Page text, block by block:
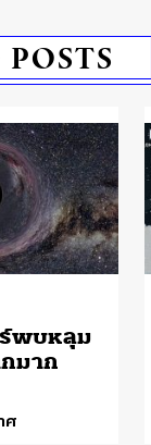
พบหลุม
มาก
ศ